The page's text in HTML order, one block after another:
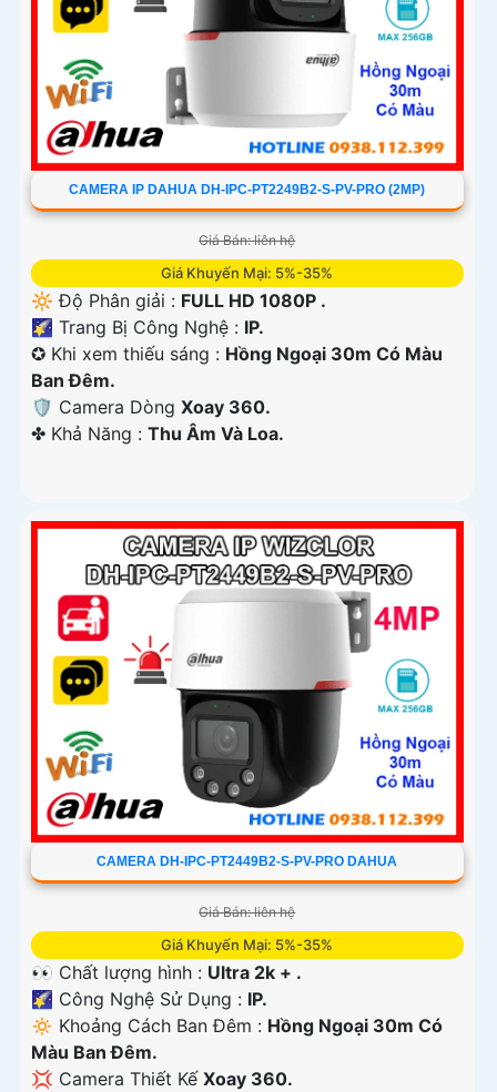
CAMERA IP DAHUA DH-IPC-PT2249B2-S-PV-PRO (2MP)
Giá Bán: liên hệ
Giá Khuyến Mại: 5%-35%
🔆 Độ Phân giải : FULL HD 1080P .
🌠 Trang Bị Công Nghệ : IP.
✪ Khi xem thiếu sáng : Hồng Ngoại 30m Có Màu
Ban Ðêm.
🛡 Camera Dòng Xoay 360.
️✤ Khả Năng : Thu Âm Và Loa.
CAMERA DH-IPC-PT2449B2-S-PV-PRO DAHUA
Giá Bán: liên hệ
Giá Khuyến Mại: 5%-35%
👀 Chất lượng hình : Ultra 2k + .
🌠 Công Nghệ Sử Dụng : IP.
🔅 Khoảng Cách Ban Đêm : Hồng Ngoại 30m Có
Màu Ban Ðêm.
💢 Camera Thiết Kế Xoay 360.